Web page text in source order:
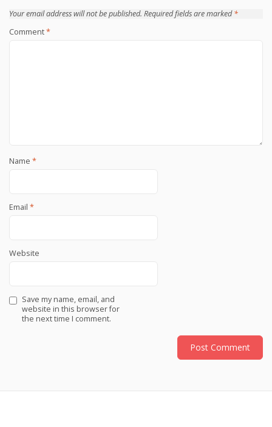
Your email address will not be published. Required fields are marked*
Comment*
Name *
Email *
Website
Save my name, email, and
website in this browser for
the next time I comment.